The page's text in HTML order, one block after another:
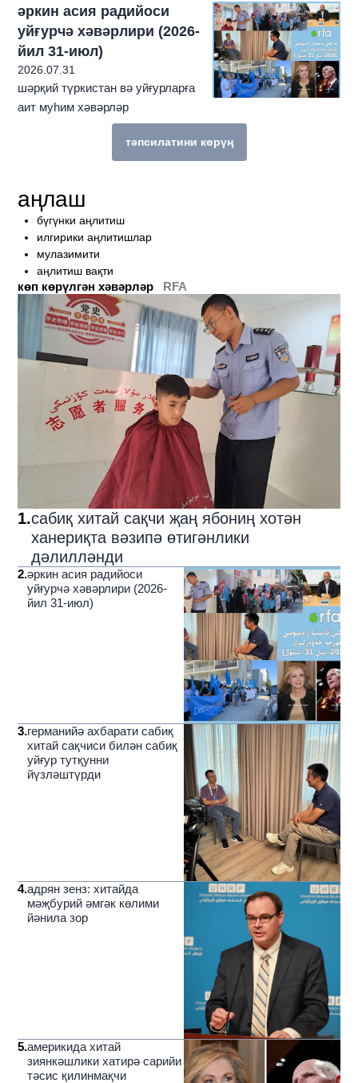
әркин асия радийоси
уйғурчә хәвәрлири (2026-
йил 31-июл)
2026.07.31
шәрқий түркистан вә уйғурларға
аит муһим хәвәрләр
бу темиға мунасивәтлик техиму көп
тәпсилатини көрүң
аңлаш
бүгүнки аңлитиш
илгирики аңлитишлар
мулазимити
аңлитиш вақти
көп көрүлгән хәвәрләр RFA
1.сабиқ хитай сақчи җаң ябониң хотән
ханериқта вәзипә өтигәнлики
дәлилләнди
2.әркин асия радийоси
уйғурчә хәвәрлири (2026-
йил 31-июл)
3.германийә ахбарати сабиқ
хитай сақчиси билән сабиқ
уйғур тутқунни
йүзләштүрди
4.адрян зенз: хитайда
мәҗбурий әмгәк көлими
йәнила зор
5.америкида хитай
зиянкәшлики хатирә сарийи
тәсис қилинмақчи